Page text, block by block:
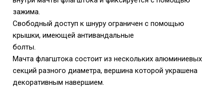
зажима.
Свободный доступ к шнуру ограничен с помощью
крышки, имеющей антивандальные
болты.
Мачта флагштока состоит из нескольких алюминиевых
секций разного диаметра, вершина которой украшена
декоративным навершием.